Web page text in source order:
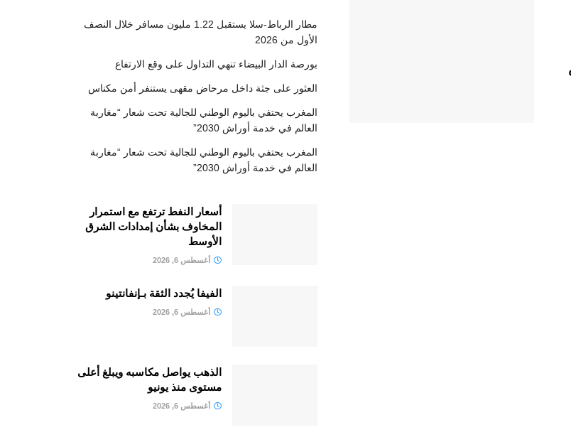
مطار الرباط-سلا يستقبل 1.22 مليون مسافر خلال النصف
الأول من 2026
بورصة الدار البيضاء تنهي التداول على وقع الارتفاع
العثور على جثة داخل مرحاض مقهى يستنفر أمن مكناس
المغرب يحتفي باليوم الوطني للجالية تحت شعار “مغاربة
العالم في خدمة أوراش 2030”
المغرب يحتفي باليوم الوطني للجالية تحت شعار “مغاربة
العالم في خدمة أوراش 2030”
أسعار النفط ترتفع مع استمرار
المخاوف بشأن إمدادات الشرق
الأوسط
أغسطس 6, 2026
الفيفا يُجدد الثقة بـإنفانتينو
أغسطس 6, 2026
الذهب يواصل مكاسبه ويبلغ أعلى
مستوى منذ يونيو
أغسطس 6, 2026